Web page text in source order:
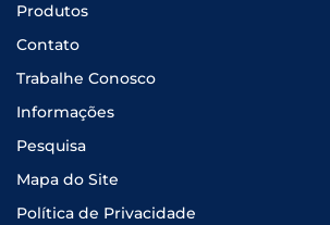
Produtos
Contato
Trabalhe Conosco
Informações
Pesquisa
Mapa do Site
Política de Privacidade